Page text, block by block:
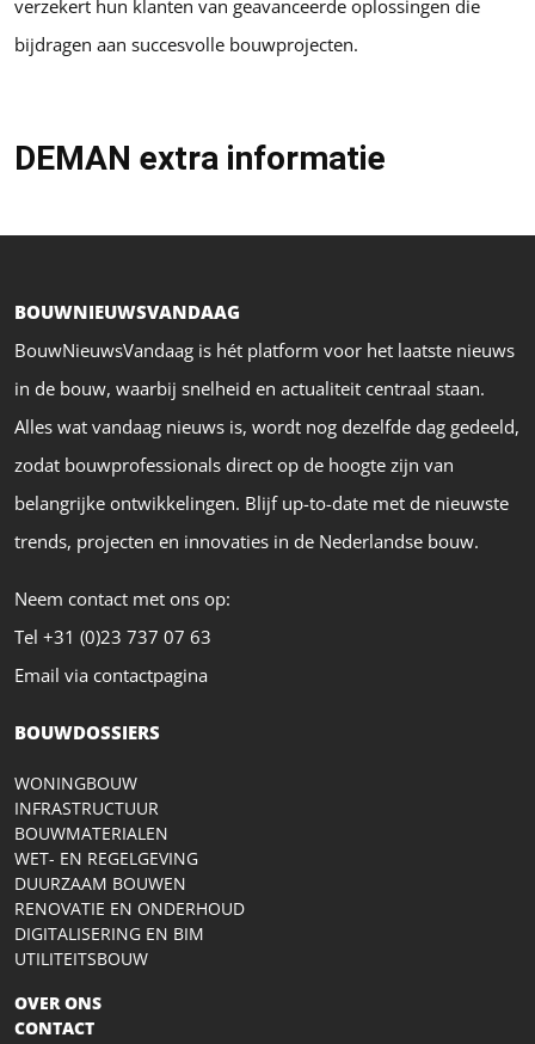
verzekert hun klanten van geavanceerde oplossingen die
bijdragen aan succesvolle bouwprojecten.
DEMAN extra informatie
BOUWNIEUWSVANDAAG
BouwNieuwsVandaag is hét platform voor het laatste nieuws
in de bouw, waarbij snelheid en actualiteit centraal staan.
Alles wat vandaag nieuws is, wordt nog dezelfde dag gedeeld,
zodat bouwprofessionals direct op de hoogte zijn van
belangrijke ontwikkelingen. Blijf up-to-date met de nieuwste
trends, projecten en innovaties in de Nederlandse bouw.
Neem contact met ons op:
Tel +31 (0)23 737 07 63
Email via contactpagina
BOUWDOSSIERS
WONINGBOUW
INFRASTRUCTUUR
BOUWMATERIALEN
WET- EN REGELGEVING
DUURZAAM BOUWEN
RENOVATIE EN ONDERHOUD
DIGITALISERING EN BIM
UTILITEITSBOUW
OVER ONS
CONTACT